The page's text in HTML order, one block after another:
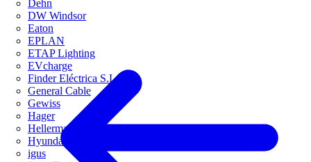
Dehn
DW Windsor
Eaton
EPLAN
ETAP Lighting
EVcharge
Finder Eléctrica S.L.U
General Cable
Gewiss
Hager
HellermannTyton
Hyundai Electric
igus